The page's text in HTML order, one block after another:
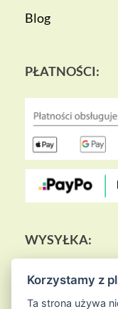
Blog
PŁATNOŚCI:
WYSYŁKA:
Korzystamy z
Ta strona używa